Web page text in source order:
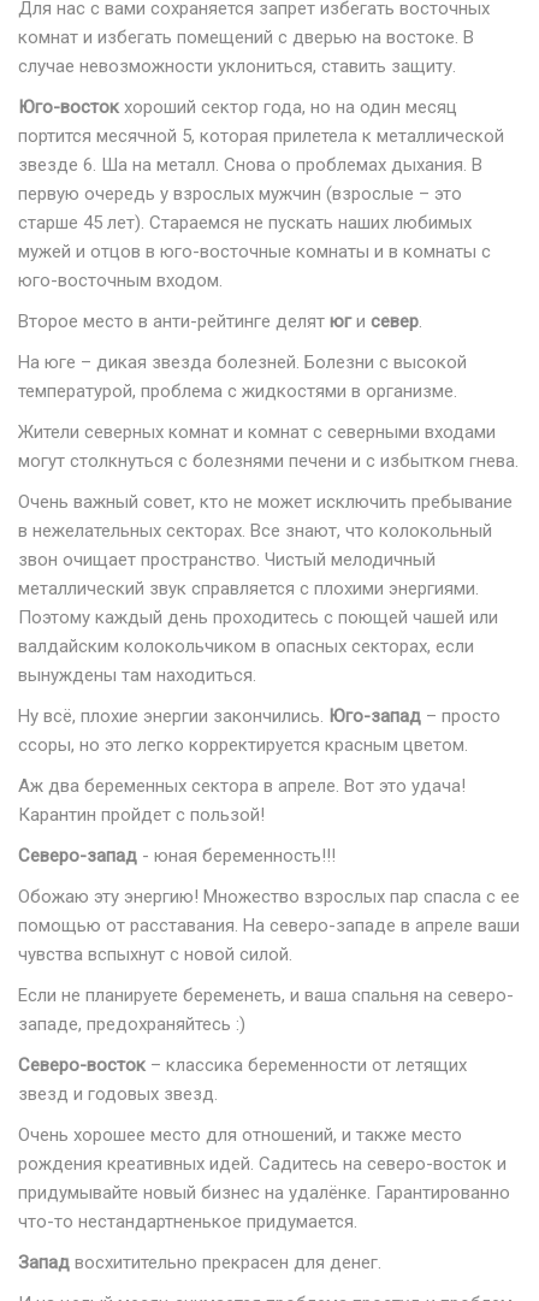
Для нас с вами сохраняется запрет избегать восточных
комнат и избегать помещений с дверью на востоке. В
случае невозможности уклониться, ставить защиту.
Юго-восток хороший сектор года, но на один месяц
портится месячной 5, которая прилетела к металлической
звезде 6. Ша на металл. Снова о проблемах дыхания. В
первую очередь у взрослых мужчин (взрослые – это
старше 45 лет). Стараемся не пускать наших любимых
мужей и отцов в юго-восточные комнаты и в комнаты с
юго-восточным входом.
Второе место в анти-рейтинге делят юги север.
На юге – дикая звезда болезней. Болезни с высокой
температурой, проблема с жидкостями в организме.
Жители северных комнат и комнат с северными входами
могут столкнуться с болезнями печени и с избытком гнева.
Очень важный совет, кто не может исключить пребывание
в нежелательных секторах. Все знают, что колокольный
звон очищает пространство. Чистый мелодичный
металлический звук справляется с плохими энергиями.
Поэтому каждый день проходитесь с поющей чашей или
валдайским колокольчиком в опасных секторах, если
вынуждены там находиться.
Ну всё, плохие энергии закончились. Юго-запад – просто
ссоры, но это легко корректируется красным цветом.
Аж два беременных сектора в апреле. Вот это удача!
Карантин пройдет с пользой!
Северо-запад - юная беременность!!!
Обожаю эту энергию! Множество взрослых пар спасла с ее
помощью от расставания. На северо-западе в апреле ваши
чувства вспыхнут с новой силой.
Если не планируете беременеть, и ваша спальня на северо-
западе, предохраняйтесь :)
Северо-восток – классика беременности от летящих
звезд и годовых звезд.
Очень хорошее место для отношений, и также место
рождения креативных идей. Садитесь на северо-восток и
придумывайте новый бизнес на удалёнке. Гарантированно
что-то нестандартненькое придумается.
Запад восхитительно прекрасен для денег.